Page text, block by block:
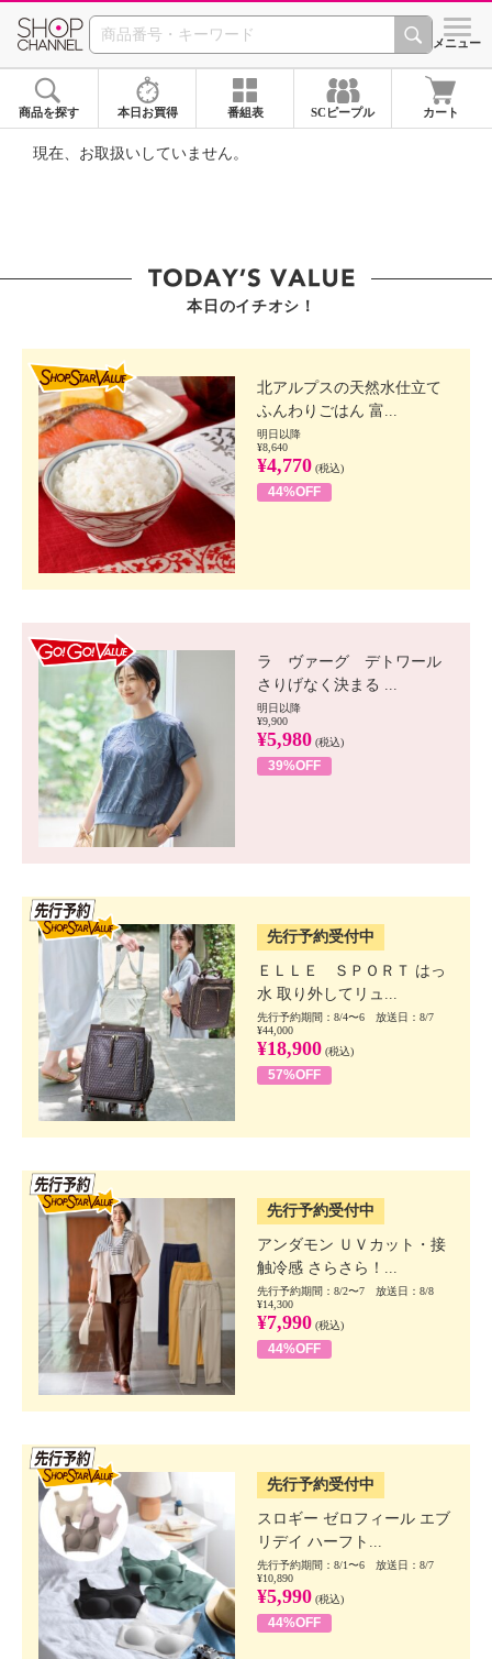
SHOP CHANNEL ショッ
メニュー
商品を探す 本日お買得 番組表 SCピープル カート
現在、お取扱いしていません。
本日のイチオシ！
北アルプスの天然水仕立て
ふんわりごはん 富...
明日以降
¥8,640
¥4,770 (税込)
44%OFF
ラ ヴァーグ デトワール
さりげなく決まる ...
明日以降
¥9,900
¥5,980 (税込)
39%OFF
先行予約受付中
ＥＬＬＥ ＳＰＯＲＴ はっ
水 取り外してリュ...
先行予約期間：8/4〜6 放送日：8/7
¥44,000
¥18,900 (税込)
57%OFF
先行予約受付中
アンダモン ＵＶカット・接
触冷感 さらさら！...
先行予約期間：8/2〜7 放送日：8/8
¥14,300
¥7,990 (税込)
44%OFF
先行予約受付中
スロギー ゼロフィール エブ
リデイ ハーフト...
先行予約期間：8/1〜6 放送日：8/7
¥10,890
¥5,990 (税込)
44%OFF